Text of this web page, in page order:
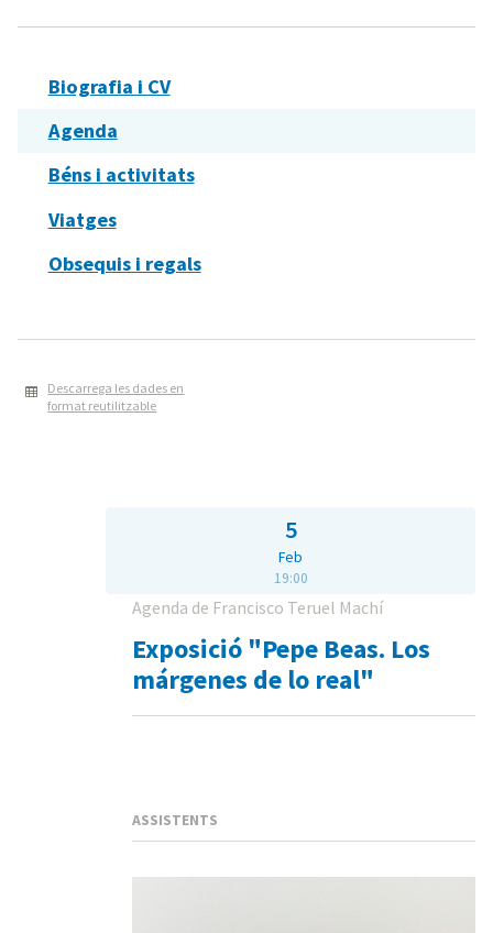
Biografia i CV
Agenda
Béns i activitats
Viatges
Obsequis i regals
Descarrega les dades en
format reutilitzable
5
Feb
19:00
Agenda de Francisco Teruel Machí
Exposició "Pepe Beas. Los
márgenes de lo real"
ASSISTENTS